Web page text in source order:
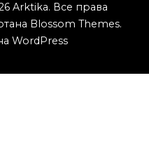
Arktika. Все права
Blossom Themes.
WordPress